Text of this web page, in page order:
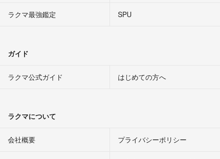
ラクマ最強鑑定
SPU
ガイド
ラクマ公式ガイド はじめての方へ
ラクマについて
会社概要 プライバシーポリシー